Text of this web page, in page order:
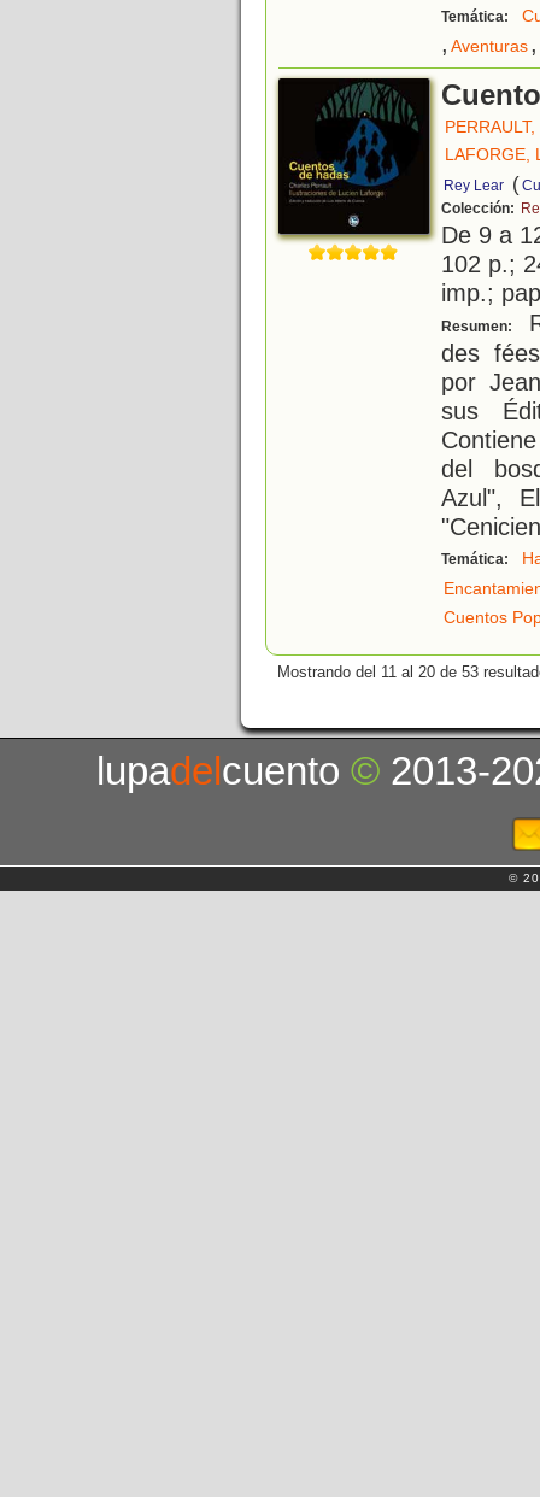
Temática:
, Aventuras,
LAFORGE,
Rey Lear (
Colección:
De 9 a
102 p.;
imp.;
Resumen:
des
por
sus
del
Azul",
Temática:
Cuentos
Mostrando del 11 al 20 de 53
lupadelcuento© 2013-
©